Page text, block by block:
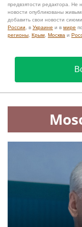
предвзятости редактора.
новости опубликованы
добавить свои новости
России , в Украине и в мире по
регионы Крым Москва и